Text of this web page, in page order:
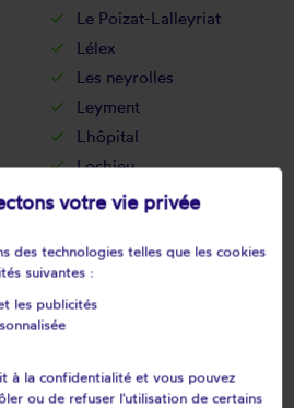
Le Poizat-Lalleyriat
Lélex
Les neyrolles
Leyment
Lhôpital
Lochieu
Lompnieu
L'abergement-de-varey
Maillat
Mantenay-montlin
Marignieu
Marsonnas
votre vie privée
des technologies telles que les cookies
suivantes :
les publicités
à la confidentialité et vous pouvez
ou de refuser l'utilisation de certains